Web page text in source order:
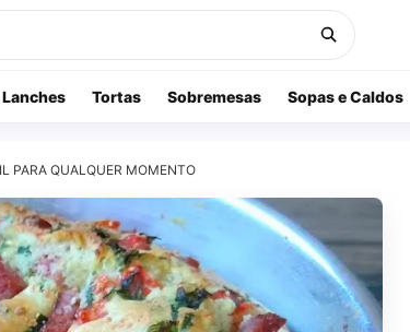
Lanches Tortas Sobremesas Sopas e Caldos
PARA QUALQUER MOMENTO